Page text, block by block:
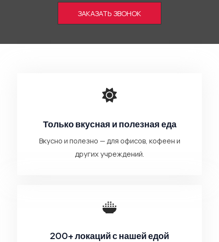
ЗАКАЗАТЬ ЗВОНОК
Только вкусная и полезная еда
Вкусно и полезно — для офисов, кофеен и
других учреждений.
200+ локаций с нашей едой